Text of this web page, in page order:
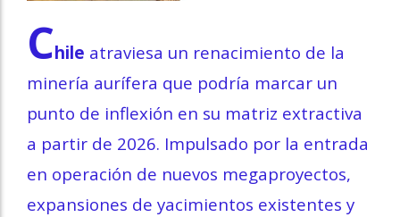
Chile atraviesa un renacimiento de la
minería aurífera que podría marcar un
punto de inflexión en su matriz extractiva
a partir de 2026. Impulsado por la entrada
en operación de nuevos megaproyectos,
expansiones de yacimientos existentes y